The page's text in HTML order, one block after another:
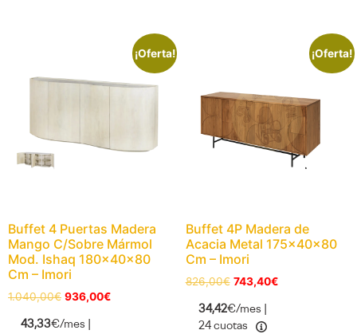
¡Oferta!
Buffet 4 Puertas Madera
Mango C/Sobre Mármol
Mod. Ishaq 180x40x80
Cm – Imori
1.040,00€ 936,00€
43,33€/mes |
¡Oferta!
Buffet 4P Madera de
Acacia Metal 175x40x80
Cm – Imori
826,00€ 743,40€
34,42€/mes |
24 cuotas